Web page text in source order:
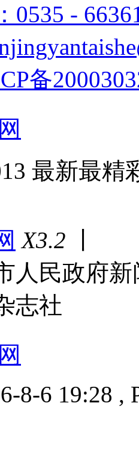
0535 -
备
最新最
X3.2
人民政府
志社
8-6 19:28 ,